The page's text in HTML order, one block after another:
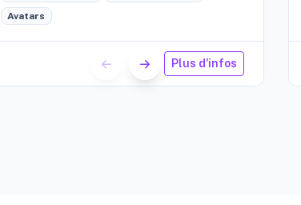
Avatars
Plus d'infos